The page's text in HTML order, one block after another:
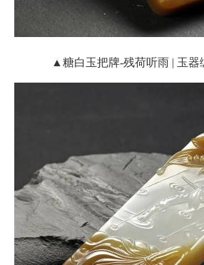
▲糖白玉把牌-残荷听雨 | 玉器